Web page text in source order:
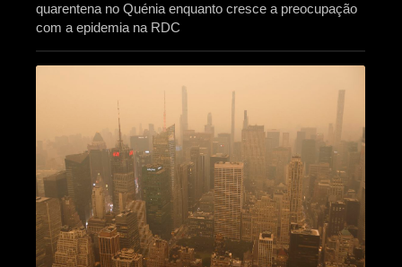
quarentena no Quénia enquanto cresce a preocupação
com a epidemia na RDC